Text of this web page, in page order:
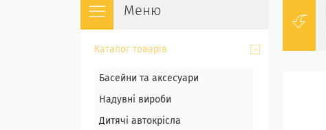
Каталог товарів
Басейни та аксесуари
Надувні вироби
Дитячі автокрісла